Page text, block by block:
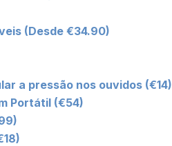
(Desde €34.90)
a pressão nos ouvidos (€14)
Portátil (€54)